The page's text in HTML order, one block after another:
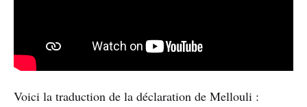
Voici la traduction de la déclaration de Mellouli :